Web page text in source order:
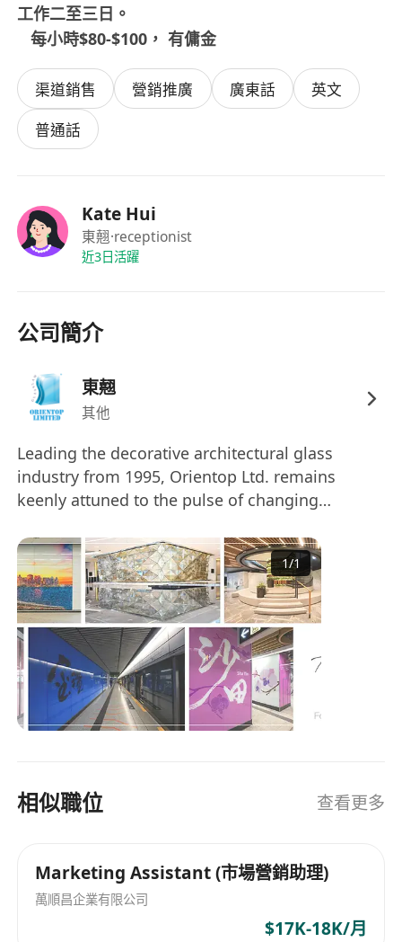
工作二至三日。
每小時$80-$100， 有傭金
渠道銷售 營銷推廣 廣東話
英文
普通話
Kate Hui
東翹·receptionist
近3日活躍
公司簡介
東翹
其他
Leading the decorative architectural glass
industry from 1995, Orientop Ltd. remains
keenly attuned to the pulse of changing
in bullet-proof glass and other special glass,
Orientop Ltd. has grown into a pioneer and
leader in laminated architectural glass in Asia
market, the product is widely accepted and
used in the world.
1/1
相似職位 查看更多
Marketing Assistant (市場營銷助理)
萬順昌企業有限公司
$17K-18K/月